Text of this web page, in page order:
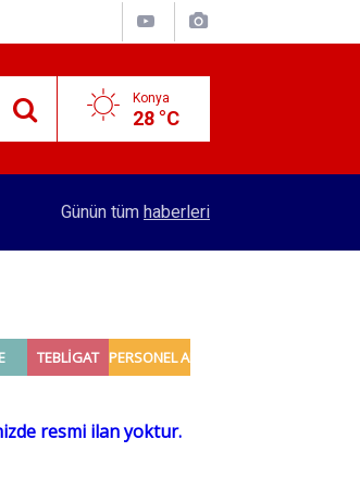
Konya
28 °C
Dünya yıldızı Mohamed Salah Konya'ya geliyor!
Günün tüm haberleri